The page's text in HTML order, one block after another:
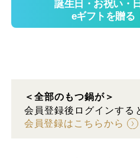
＜全部のもつ鍋が＞
会員登録後ログインする
会員登録はこちらから